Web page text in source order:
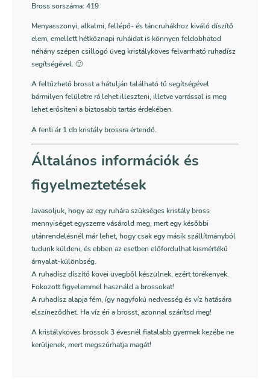
Bross sorszáma: 419
Menyasszonyi, alkalmi, fellépő- és táncruhákhoz kiváló díszítő
elem, emellett hétköznapi ruháidat is könnyen feldobhatod
néhány szépen csillogó üveg kristályköves felvarrható ruhadísz
segítségével. 🙂
A feltűzhető brosst a hátulján található tű segítségével
bármilyen felületre rá lehet illeszteni, illetve varrással is meg
lehet erősíteni a biztosabb tartás érdekében.
A fenti ár 1 db kristály brossra értendő.
Általános információk és
figyelmeztetések
Javasoljuk, hogy az egy ruhára szükséges kristály bross
mennyiséget egyszerre vásárold meg, mert egy későbbi
utánrendelésnél már lehet, hogy csak egy másik szállítmányból
tudunk küldeni, és ebben az esetben előfordulhat kismértékű
árnyalat-különbség.
A ruhadísz díszítő kövei üvegből készülnek, ezért törékenyek.
Fokozott figyelemmel használd a brossokat!
A ruhadísz alapja fém, így nagyfokú nedvesség és víz hatására
elszíneződhet. Ha víz éri a brosst, azonnal szárítsd meg!
A kristályköves brossok 3 évesnél fiatalabb gyermek kezébe ne
kerüljenek, mert megszúrhatja magát!